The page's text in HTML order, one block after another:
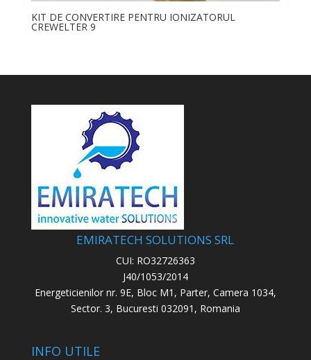
KIT DE CONVERTIRE PENTRU IONIZATORUL
CREWELTER 9
EMIRATECH SOLUTIONS SRL
CUI: RO32726363
J40/1053/2014
Energeticienilor nr. 9E, Bloc M1, Parter, Camera 1034,
Sector. 3, Bucuresti 032091, Romania
INFO UTILE